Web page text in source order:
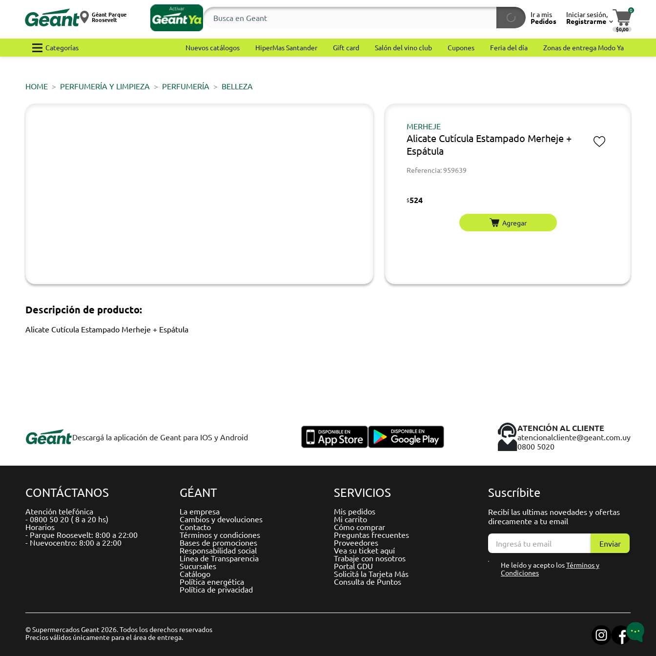
Géant Parque
Roosevelt
Ir a mis
Pedidos
Iniciar sesión,
Registrarme
0
$0,00
Categorías Nuevos catálogos HiperMas Santander Gift card Salón del vino club Cupones Feria del día Zonas de entrega Modo Ya
HOME PERFUMERÍA Y LIMPIEZA PERFUMERÍA BELLEZA
MERHEJE
Alicate Cutícula Estampado Merheje +
Espátula
Referencia: 959639
$524
Agregar
Descripción de producto:
Alicate Cutícula Estampado Merheje + Espátula
Descargá la aplicación de Geant para IOS y Android
ATENCIÓN AL CLIENTE
atencionalcliente@geant.com.uy
0800 5020
CONTÁCTANOS
Atención telefónica
- 0800 50 20 ( 8 a 20 hs)
Horarios
- Parque Roosevelt: 8:00 a 22:00
- Nuevocentro: 8:00 a 22:00
GÉANT
La empresa
Cambios y devoluciones
Contacto
Términos y condiciones
Bases de promociones
Responsabilidad social
Línea de Transparencia
Sucursales
Catálogo
Política energética
Política de privacidad
SERVICIOS
Mis pedidos
Mi carrito
Cómo comprar
Preguntas frecuentes
Proveedores
Vea su ticket aquí
Trabaje con nosotros
Portal GDU
Solicitá la Tarjeta Más
Consulta de Puntos
Suscríbite
Recibí las ultimas novedades y ofertas
direcamente a tu email
Enviar
He leído y acepto losTérminos y
Condiciones
© Supermercados Geant 2026. Todos los derechos reservados
Precios válidos únicamente para el área de entrega.